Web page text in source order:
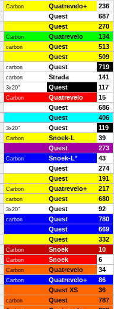
Carbon Quatrevelo+ 236
Quest 687
Quest 270
Carbon Quatrevelo 134
carbon Quest 513
Quest 509
carbon Quest 719
carbon Strada 141
3x20" Quest 117
Carbon Quatrevelo 15
Quest 686
Quest 406
3x20" Quest 119
Carbon Snoek-L 39
Quest 273
Carbon Snoek-L* 43
Quest 274
Quest 191
Carbon Quatrevelo+ 217
carbon Quest 680
3x20" Quest 92
carbon Quest 780
Quest 669
Quest 332
Carbon Snoek 10
Carbon Snoek 6
Carbon Quatrevelo 34
Carbon Quatrevelo+ 86
Quest XS 36
carbon Quest 787